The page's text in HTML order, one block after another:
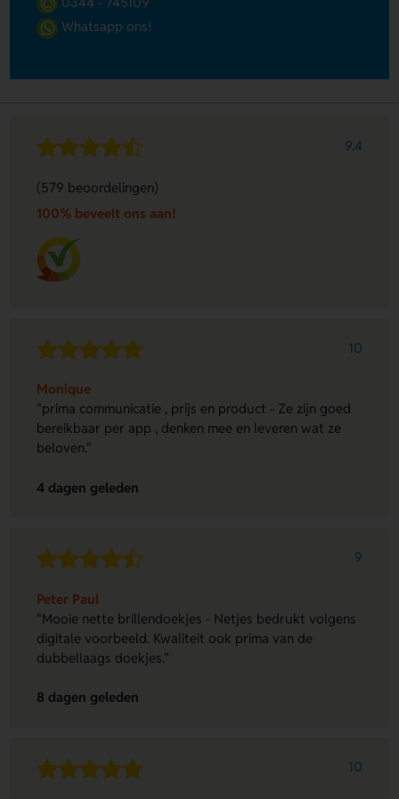
Whatsapp ons!
9.4
(579 beoordelingen)
100% beveelt ons aan!
10
Monique
"prima communicatie , prijs en product - Ze zijn goed
bereikbaar per app , denken mee en leveren wat ze
beloven."
4 dagen geleden
9
Peter Paul
"Mooie nette brillendoekjes - Netjes bedrukt volgens
digitale voorbeeld. Kwaliteit ook prima van de
dubbellaags doekjes."
8 dagen geleden
10